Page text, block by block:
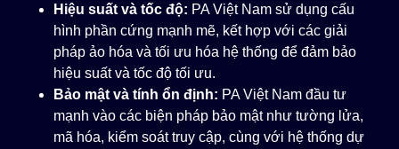
Hiệu suất và tốc độ: PA Việt Nam sử dụng cấu
hình phần cứng mạnh mẽ, kết hợp với các giải
pháp ảo hóa và tối ưu hóa hệ thống để đảm bảo
hiệu suất và tốc độ tối ưu.
Bảo mật và tính ổn định: PA Việt Nam đầu tư
mạnh vào các biện pháp bảo mật như tường lửa,
mã hóa, kiểm soát truy cập, cùng với hệ thống dự